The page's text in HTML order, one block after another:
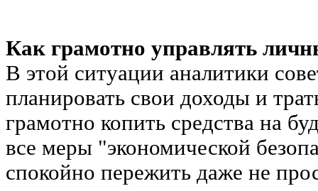
Как грамотно управлять
В этой ситуации аналитики
планировать свои доходы и
грамотно копить средства на
все меры "экономической
спокойно пережить даже не